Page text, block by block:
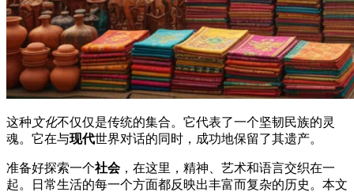
这种文化不仅仅是传统的集合。它代表了一个坚韧民族的灵
魂。它在与现代世界对话的同时，成功地保留了其遗产。
准备好探索一个社会，在这里，精神、艺术和语言交织在一
起。日常生活的每一个方面都反映出丰富而复杂的历史。本文